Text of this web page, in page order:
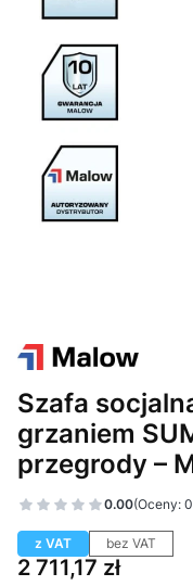
Szafa
grzaniem
przegrody –
0.00(Oceny:
z VAT bez VAT
Cena
2 711,17 zł